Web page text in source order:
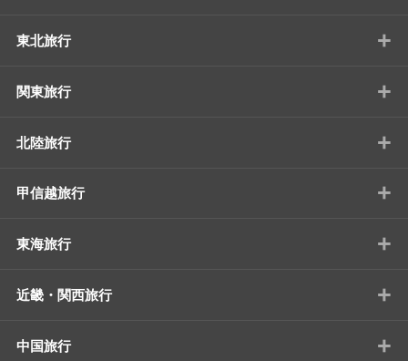
東北旅行 +
関東旅行 +
北陸旅行 +
甲信越旅行 +
東海旅行 +
近畿・関西旅行 +
中国旅行 +